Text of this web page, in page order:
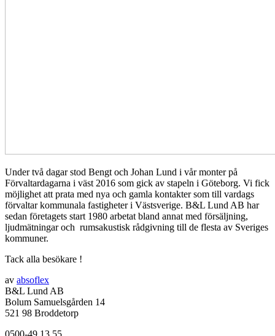
Under två dagar stod Bengt och Johan Lund i vår monter på
Förvaltardagarna i väst 2016 som gick av stapeln i Göteborg. Vi fick
möjlighet att prata med nya och gamla kontakter som till vardags
förvaltar kommunala fastigheter i Västsverige. B&L Lund AB har
sedan företagets start 1980 arbetat bland annat med försäljning,
ljudmätningar och rumsakustisk rådgivning till de flesta av Sveriges
kommuner.
Tack alla besökare !
av absoflex
B&L Lund AB
Bolum Samuelsgården 14
521 98 Broddetorp
0500-49 13 55